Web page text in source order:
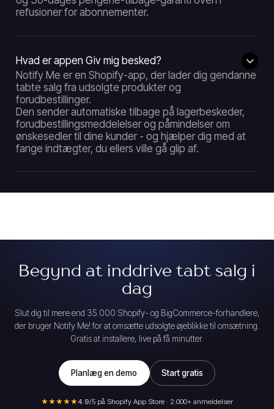
refusioner for abonnementer.
Hvad er appen Giv mig besked?
Notify Me er en Shopify-app, der lader dig gendanne
tabte salg fra udsolgte produkter og
forudbestillinger.
Den sender automatiske tilbage på lagerbeskeder,
forudbestillingsmeddelelser og påmindelser om
ønskesedler til dine kunder - og hjælper dig med at
fange indtægter, du ellers ville gå glip af.
Begynd at inddrive tabt salg i
dag
Slut dig til mere end 35.000 Shopify- og BigCommerce-forhandlere,
der bruger Notify Me! for at omsætte udsolgte øjeblikke til omsætning.
Gratis at installere, live på få minutter.
Planlæg en demo Start gratis
★★★★★4.9/5 på Shopify App Store · 2.000+ anmeldelser